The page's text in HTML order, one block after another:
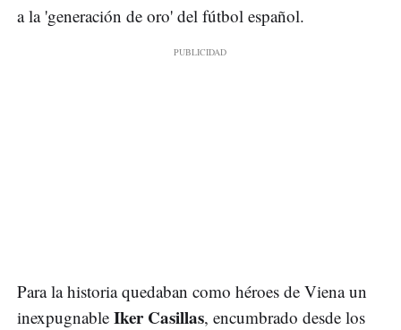
a la 'generación de oro' del fútbol español.
Para la historia quedaban como héroes de Viena un
inexpugnable Iker Casillas, encumbrado desde los